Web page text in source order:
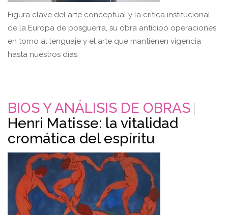
Figura clave del arte conceptual y la crítica institucional
de la Europa de posguerra, su obra anticipó operaciones
en torno al lenguaje y el arte que mantienen vigencia
hasta nuestros días.
BIOS Y ANÁLISIS DE OBRAS
Henri Matisse: la vitalidad
cromática del espíritu